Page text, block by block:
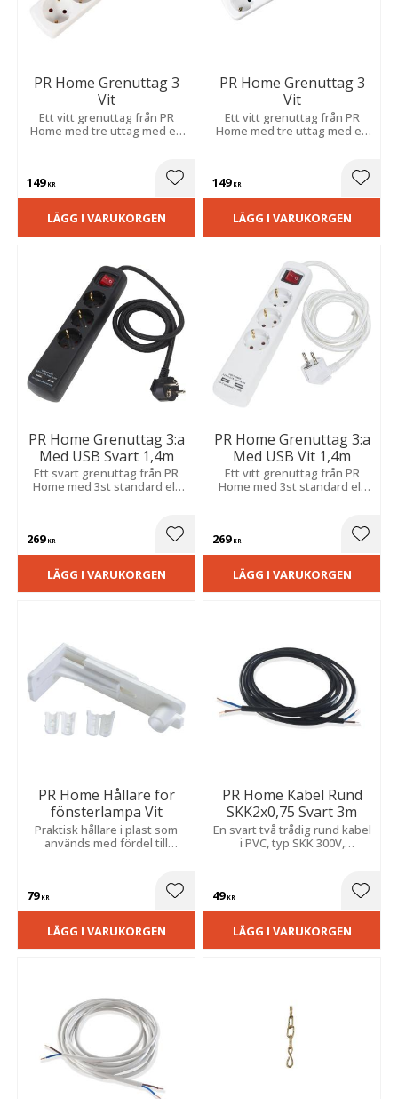
PR Home Grenuttag 3
Vit
Ett vitt grenuttag från PR
Home med tre uttag med en
149KR Lägg till i favoriter
LÄGG I VARUKORGEN
PR Home Grenuttag 3
Vit
Ett vitt grenuttag från PR
Home med tre uttag med en
149KR
LÄGG I VARUKORGEN
PR Home Grenuttag 3:a
Med USB Svart 1,4m
Ett svart grenuttag från PR
Home med 3st standard el-
269KR Lägg till i favoriter
LÄGG I VARUKORGEN
PR Home Grenuttag 3:a
Med USB Vit 1,4m
Ett vitt grenuttag från PR
Home med 3st standard el-
269KR
LÄGG I VARUKORGEN
PR Home Hållare för
fönsterlampa Vit
Praktisk hållare i plast som
används med fördel till
79KR Lägg till i favoriter
LÄGG I VARUKORGEN
PR Home Kabel Rund
SKK2x0,75 Svart 3m
En svart två trådig rund kabel
i PVC, typ SKK 300V,
49KR
LÄGG I VARUKORGEN